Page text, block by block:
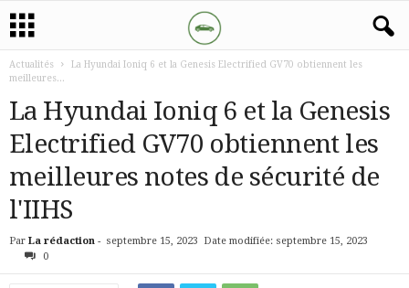
Actualités
La Hyundai Ioniq 6 et la Genesis Electrified GV70 obtiennent les
meilleures...
La Hyundai Ioniq 6 et la Genesis
Electrified GV70 obtiennent les
meilleures notes de sécurité de
l'IIHS
Par La rédaction - septembre 15, 2023
Date modifiée: septembre 15, 2023
0